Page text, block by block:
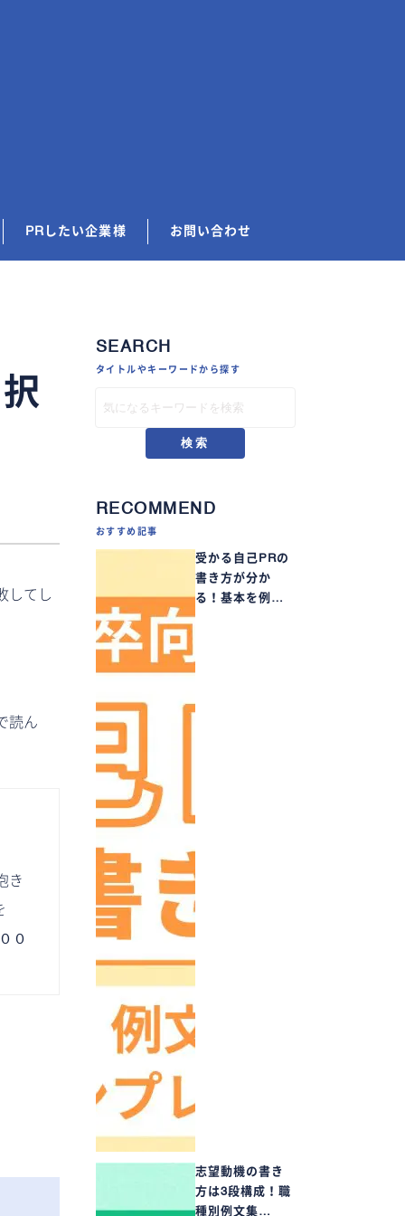
PRしたい企業様 お問い合わせ
してし
読ん
き
０
SEARCH
タイトルやキーワードから探す
検索
RECOMMEND
おすすめ記事
受かる自己PRの
書き方が分か
る！基本を例…
志望動機の書き
方は3段構成！職
種別例文集…